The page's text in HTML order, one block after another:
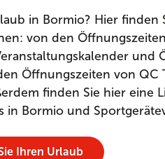
in Bormio? Hier finden
von den
und
Öffnungszeiten von QC
finden Sie hier eine
in Bormio und
Ihren Urlaub